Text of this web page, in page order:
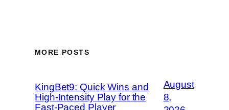
MORE POSTS
KingBet9: Quick Wins and
High‑Intensity Play for the
Fast‑Paced Player
August
8,